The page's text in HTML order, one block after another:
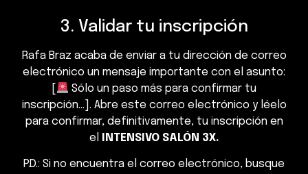
3. Validar tu inscripción
Rafa Braz acaba de enviar a tu dirección de correo
electrónico un mensaje importante con el asunto:
Sólo un paso más para confirmar tu
inscripción…]. Abre este correo electrónico y léelo
para confirmar, definitivamente, tu inscripción en
el
INTENSIVO SALÓN 3X.
P.D.: Si no encuentra el correo electrónico, busque